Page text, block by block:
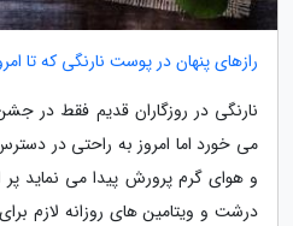
رازهای پنهان در پوست نارنگی که تا
نارنگی در روزگاران قدیم فقط
می خورد اما امروز به راحتی در
و هوای گرم پرورش پیدا می نماید پر
درشت و ویتامین های روزانه لازم